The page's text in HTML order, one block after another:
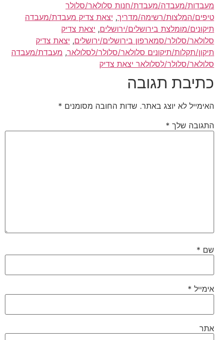
מעבדות/מעבדה/מעבדת/חנות סלולאר/סלולר
טיפים/המלצות/רשימה/מדריך, יצאת צדיק מעבדת/מעבדה
תיקונים/מומלצת בירושלים/ירושלים, יצאת צדיק
סלולאר/סלולר/סמארפון בירושלים/ירושלים, יצאת צדיק
תיקון/תקלות/תיקונים סלולאר/סלולר/לסלולאר, מעבדת/מעבדה
סלולאר/סלולר/לסלולאר יצאת צדיק
כתיבת תגובה
האימייל לא יוצג באתר. שדות החובה מסומנים *
התגובה שלך *
שם *
אימייל *
אתר